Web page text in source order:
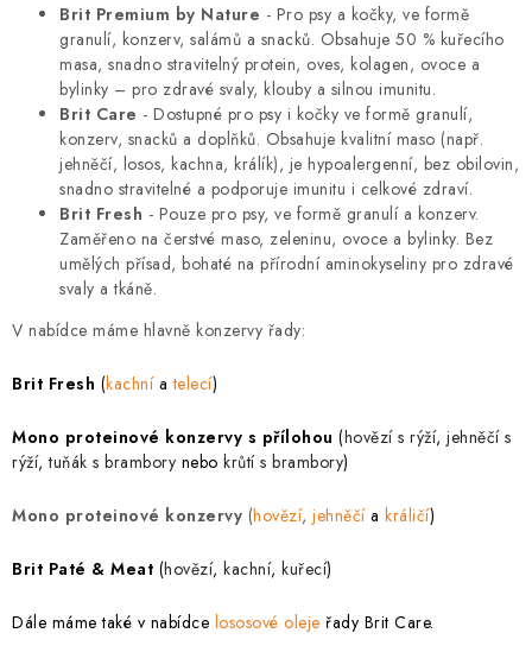
BLOG
SLUŽBY
VÝMĚNA, VRÁCENÍ A REKLAMACE
O nás Kontakty
Doprava a platba
Výměna, vrácení a reklamace
Obchodní podmínky
Podmínky ochrany osobních údajů
Zásady použivání souboru cookies
Hodnocení obchodu
Brit Premium by Nature - Pro psy a kočky, ve formě
granulí, konzerv, salámů a snacků. Obsahuje 50 % kuřecího
masa, snadno stravitelný protein, oves, kolagen, ovoce a
bylinky – pro zdravé svaly, klouby a silnou imunitu.
Brit Care - Dostupné pro psy i kočky ve formě granulí,
konzerv, snacků a doplňků. Obsahuje kvalitní maso (např.
jehněčí, losos, kachna, králík), je hypoalergenní, bez obilovin,
snadno stravitelné a podporuje imunitu i celkové zdraví.
Brit Fresh - Pouze pro psy, ve formě granulí a konzerv.
Zaměřeno na čerstvé maso, zeleninu, ovoce a bylinky. Bez
umělých přísad, bohaté na přírodní aminokyseliny pro zdravé
svaly a tkáně.
V nabídce máme hlavně konzervy řady:
Brit Fresh (kachní atelecí)
Mono proteinové konzervy s přílohou (hovězí s rýží, jehněčí s
rýží,tuňák s brambory nebo krůtí s brambory)
Mono proteinové konzervy (hovězí, jehněčí a králičí)
Brit Paté & Meat (hovězí, kachní, kuřecí)
Dále máme také v nabídce lososové oleje řady Brit Care.